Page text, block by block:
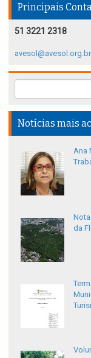
Principais
51 3221 2318
avesol@avesol.org.br
Notícias mais
Ana
da